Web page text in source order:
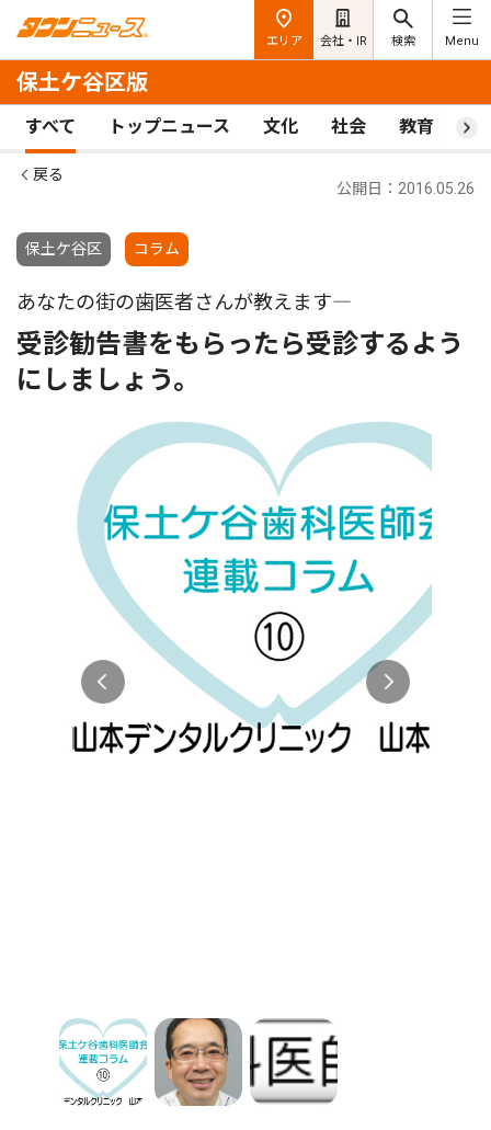
エリア 会社・IR 検索 Menu
保土ケ谷区版
すべて トップニュース 文化 社会 教育 ス
戻る
保土ケ谷区 コラム
公開日：2016.05.26
あなたの街の歯医者さんが教えます―
受診勧告書をもらったら受診するよう
にしましょう。